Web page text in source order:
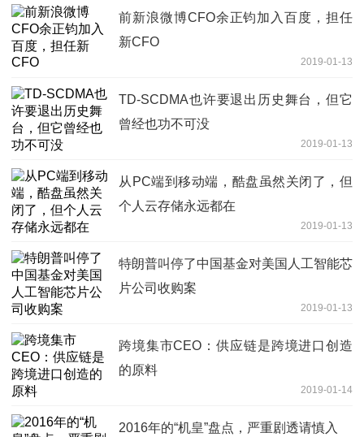
前新浪微博CFO余正钧加入百度，担任
新CFO
2019-01-13
TD-SCDMA也许要退出历史舞台，但它
曾经也功不可没
2019-01-13
从PC端到移动端，酷盘虽然关闭了，但
个人云存储永远都在
2019-01-13
特朗普叫停了中国基金对美国人工智能芯
片公司收购案
2019-01-13
跨境集市CEO：供应链是跨境进口创造
的原料
2019-01-14
2016年的“机皇”盘点，严重剧透请慎入